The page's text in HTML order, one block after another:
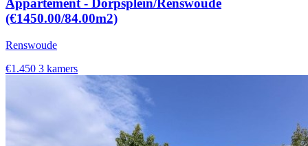
Appartement - Dorpsplein/Renswoude
(€1450.00/84.00m2)
Renswoude
€1.450 3 kamers